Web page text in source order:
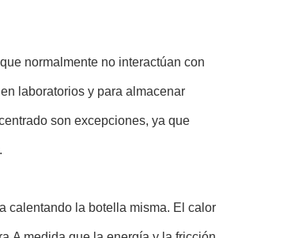
normalmente no interactúan con
laboratorios y para almacenar
son excepciones, ya que
calentando la botella misma. El calor